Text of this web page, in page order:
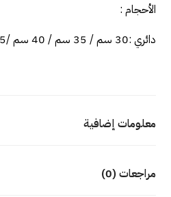
الأحجام :
دائري :30 سم / 35 سم / 40 سم /45 سم /50 سم
معلومات إضافية
مراجعات (0)